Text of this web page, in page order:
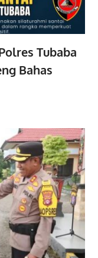
Tubaba
Bahas